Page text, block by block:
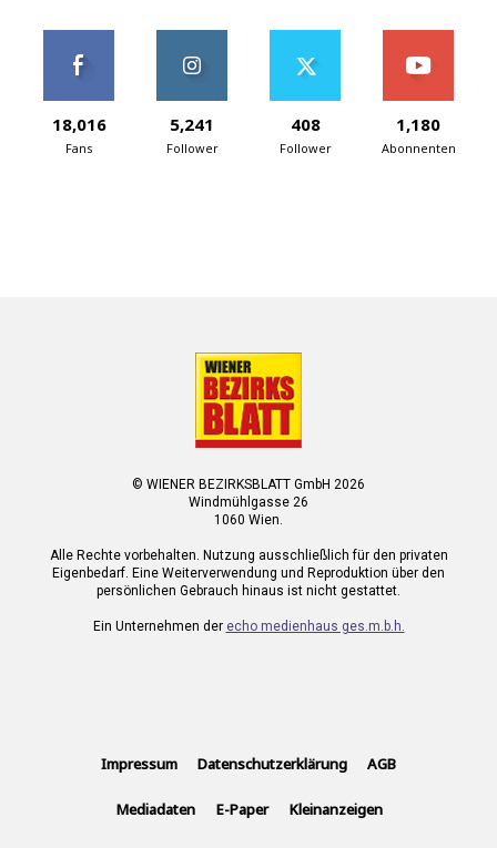
18,016
Fans
5,241
Follower
408
Follower
1,180
Abonnenten
© WIENER BEZIRKSBLATT GmbH 2026
Windmühlgasse 26
1060 Wien.
Alle Rechte vorbehalten. Nutzung ausschließlich für den privaten
Eigenbedarf. Eine Weiterverwendung und Reproduktion über den
persönlichen Gebrauch hinaus ist nicht gestattet.
Ein Unternehmen der echo medienhaus ges.m.b.h.
Impressum Datenschutzerklärung AGB
Mediadaten E-Paper Kleinanzeigen